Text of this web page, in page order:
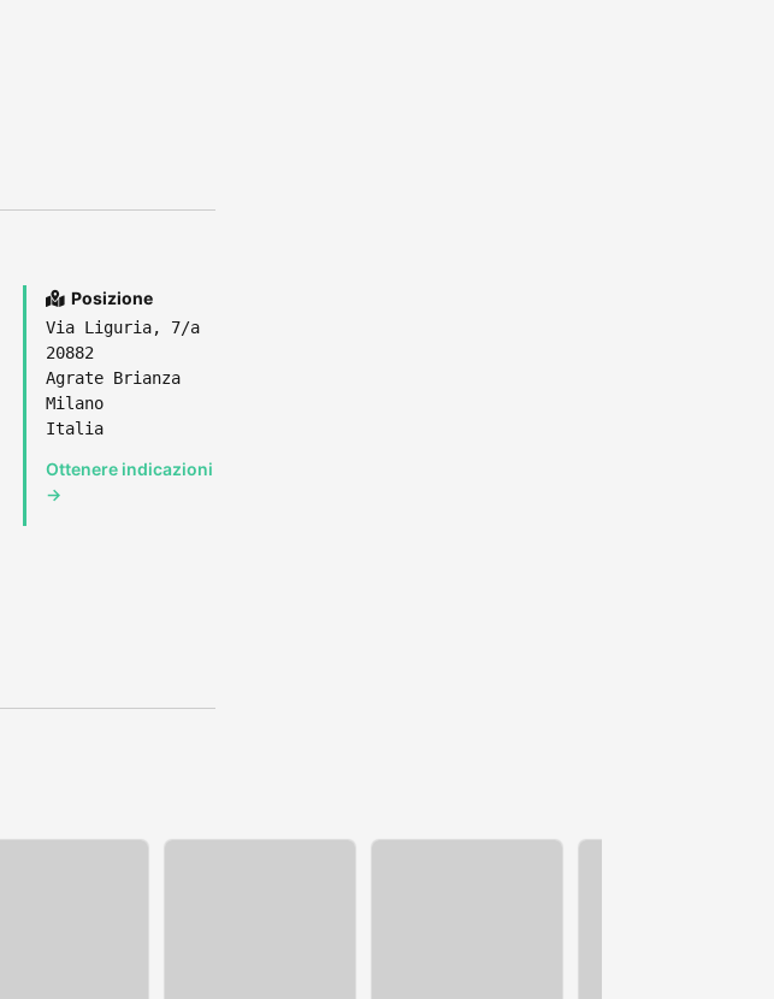
Posizione
Via Liguria, 7/a
20882
Agrate Brianza
Milano
Italia
Ottenere indicazioni
→